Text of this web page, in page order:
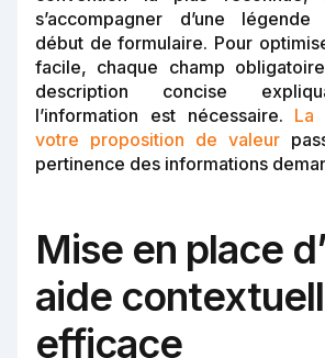
s’accompagner d’une
début de formulaire. Pour
facile, chaque champ
description concise
l’information est nécessaire. La
votre proposition de valeur
pertinence des informations
Mise en place
aide
efficace